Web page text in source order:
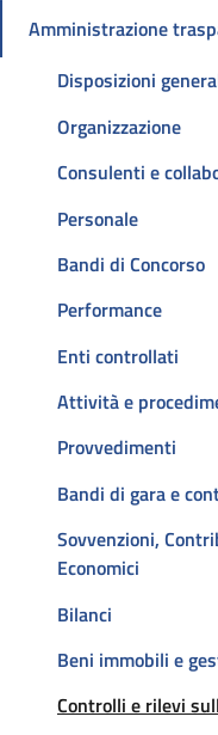
Amministrazione
Attivo
Disposizioni
Organizzazione
Consulenti e
Personale
Bandi di Concorso
Performance
Enti controllati
Attività e
Provvedimenti
Bandi di gara e
Sovvenzioni,
Economici
Bilanci
Beni immobili e
Controlli e rilevi
Attivo